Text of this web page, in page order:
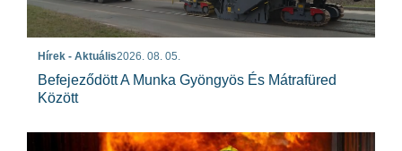
Hírek - Aktuális2026. 08. 05.
Befejeződött A Munka Gyöngyös És Mátrafüred
Között